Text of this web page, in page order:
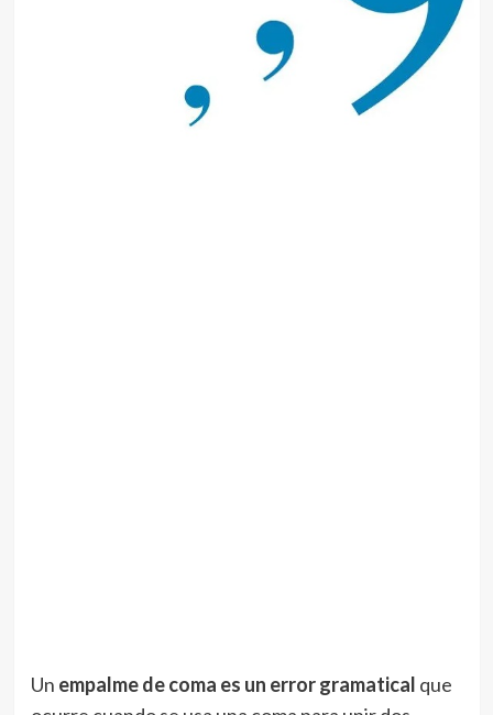
Un empalme de coma es un error gramatical que